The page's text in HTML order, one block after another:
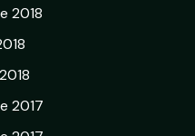
2018
2017